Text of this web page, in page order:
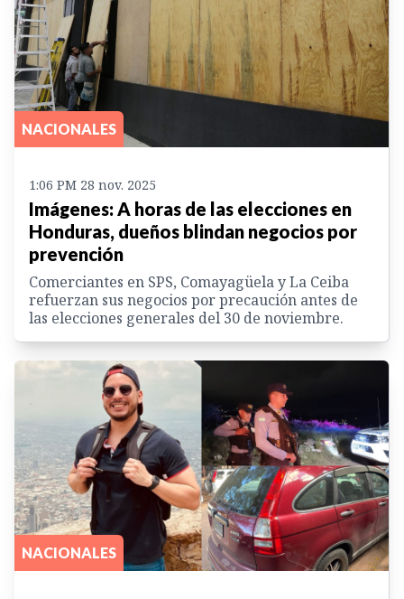
NACIONALES
1:06 PM 28 nov. 2025
Imágenes: A horas de las elecciones en
Honduras, dueños blindan negocios por
prevención
Comerciantes en SPS, Comayagüela y La Ceiba
refuerzan sus negocios por precaución antes de
las elecciones generales del 30 de noviembre.
NACIONALES